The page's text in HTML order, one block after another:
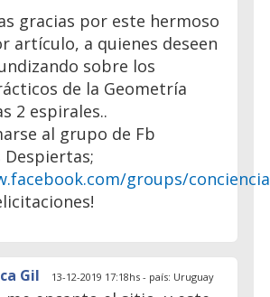
gracias por este hermoso
artículo, a quienes deseen
sobre los
de la Geometría
2 espirales..
al grupo de Fb
Despiertas;
groups/
Gil 13-12-2019 17:18hs - país: Uruguay